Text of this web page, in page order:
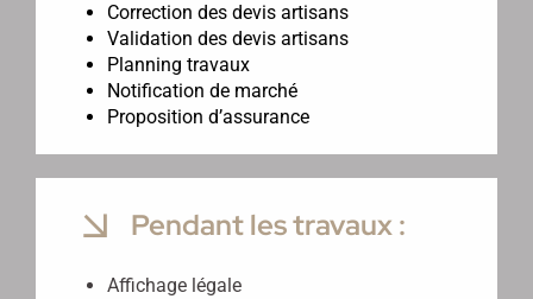
Correction des devis artisans
Validation des devis artisans
Planning travaux
Notification de marché
Proposition d’assurance
Pendant les travaux :
Affichage légale